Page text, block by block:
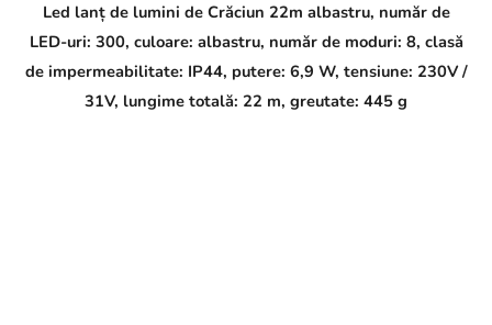
Led lanț de lumini de Crăciun 22m albastru, număr de
LED-uri: 300, culoare: albastru, număr de moduri: 8, clasă
de impermeabilitate: IP44, putere: 6,9 W, tensiune: 230V /
31V, lungime totală: 22 m, greutate: 445 g